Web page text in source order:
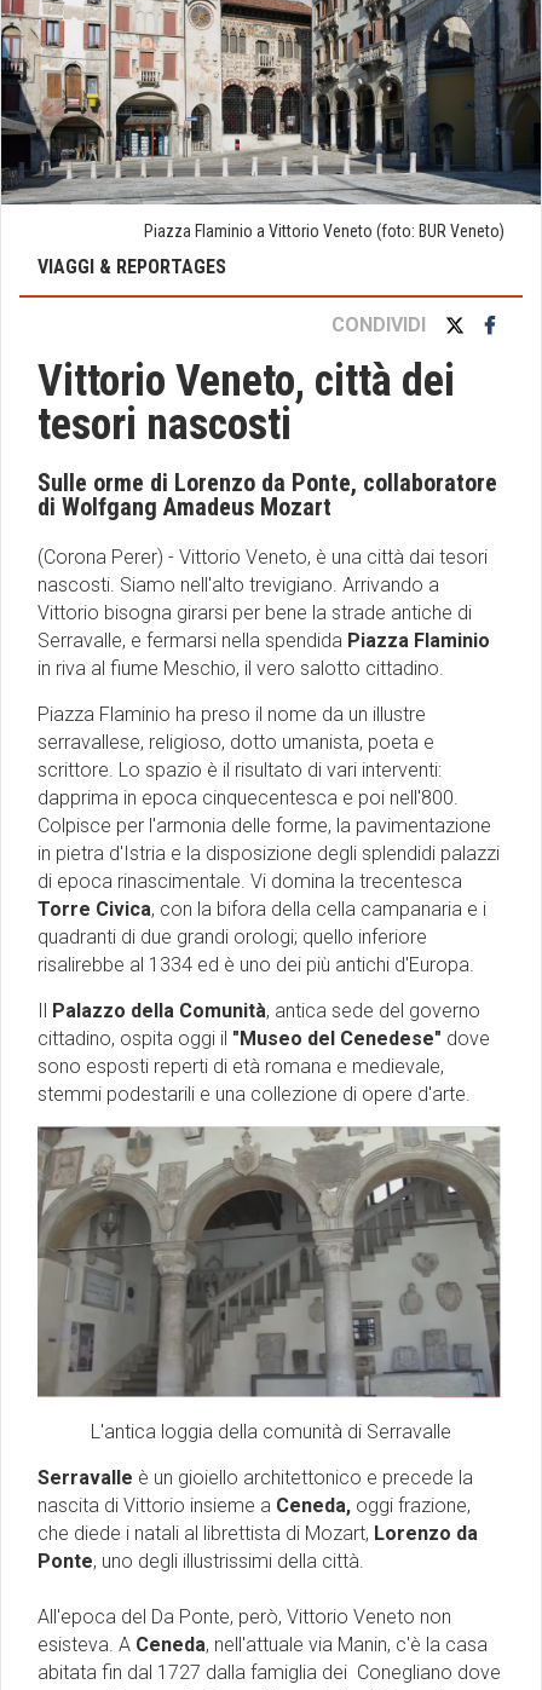
Piazza Flaminio a Vittorio Veneto (foto: BUR Veneto)
VIAGGI & REPORTAGES
CONDIVIDI
Vittorio Veneto, città dei
tesori nascosti
Sulle orme di Lorenzo da Ponte, collaboratore
di Wolfgang Amadeus Mozart
(Corona Perer) - Vittorio Veneto, è una città dai tesori
nascosti. Siamo nell'alto trevigiano. Arrivando a
Vittorio bisogna girarsi per bene la strade antiche di
Serravalle, e fermarsi nella spendida Piazza Flaminio
in riva al fiume Meschio, il vero salotto cittadino.
Piazza Flaminio ha preso il nome da un illustre
serravallese, religioso, dotto umanista, poeta e
scrittore. Lo spazio è il risultato di vari interventi:
dapprima in epoca cinquecentesca e poi nell'800.
Colpisce per l'armonia delle forme, la pavimentazione
in pietra d'Istria e la disposizione degli splendidi palazzi
di epoca rinascimentale. Vi domina la trecentesca
Torre Civica, con la bifora della cella campanaria e i
quadranti di due grandi orologi; quello inferiore
risalirebbe al 1334 ed è uno dei più antichi d'Europa.
Il Palazzo della Comunità, antica sede del governo
cittadino, ospita oggi il "Museo del Cenedese" dove
sono esposti reperti di età romana e medievale,
stemmi podestarili e una collezione di opere d'arte.
L'antica loggia della comunità di Serravalle
Serravalle è un gioiello architettonico e precede la
nascita di Vittorio insieme a Ceneda, oggi frazione,
che diede i natali al librettista di Mozart, Lorenzo da
Ponte, uno degli illustrissimi della città.
All'epoca del Da Ponte, però, Vittorio Veneto non
esisteva. A Ceneda, nell'attuale via Manin, c'è la casa
abitata fin dal 1727 dalla famiglia dei Conegliano dove